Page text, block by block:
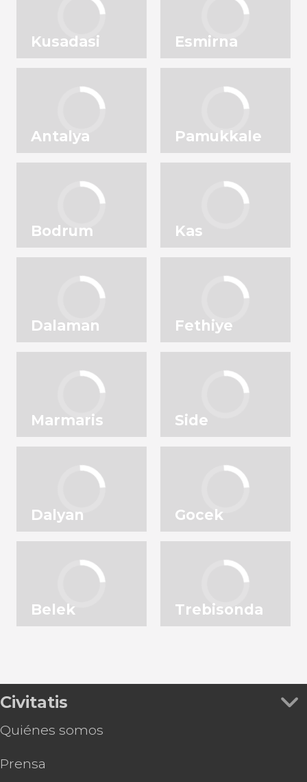
Kusadasi Esmirna
Antalya Pamukkale
Bodrum Kas
Dalaman Fethiye
Marmaris Side
Dalyan Gocek
Belek Trebisonda
Civitatis
Quiénes somos
Prensa